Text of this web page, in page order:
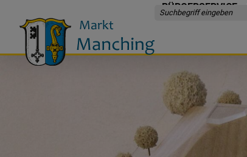
BÜRGERSERVICE